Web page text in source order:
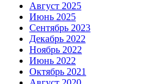
Август 2025
Июнь 2025
Сентябрь 2023
Декабрь 2022
Ноябрь 2022
Июнь 2022
Октябрь 2021